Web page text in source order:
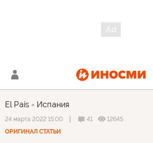
El Pais Испания
24 марта 2022 15:00 41
12645
ОРИГИНАЛ СТАТЬИ